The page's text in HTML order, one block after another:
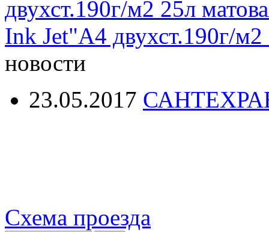
Ink Jet"А4 двухст.190г/м2
новости
23.05.2017
Схема проезда